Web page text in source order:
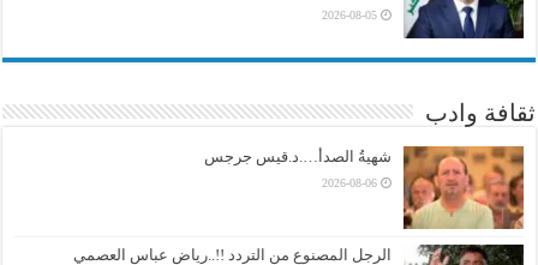
2026-08-05
ثقافة وادب
شهيةُ الصدأ….د.قيس جرجس
2026-08-06
الرجل المصنوع من التردد !!..رياض عباس العصمي